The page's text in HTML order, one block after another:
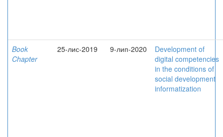
Book
Chapter
25-лис-2019 9-лип-2020
Development of
digital competencies
in the conditions of
social development
informatization